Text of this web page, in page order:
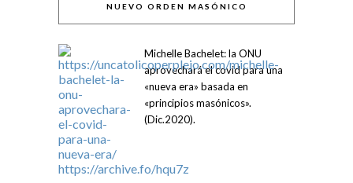
NUEVO ORDEN MASÓNICO
Michelle Bachelet: la ONU
aprovechará el covid para una
«nueva era» basada en
«principios masónicos».
(Dic.2020).